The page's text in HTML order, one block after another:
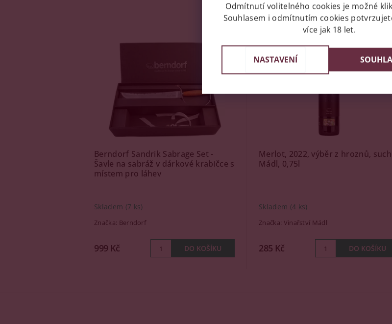
Související produkty
Berndorf Sandrik Sabrage Set -
Šavle na sabráž v dárkové krabičce s
místem pro láhev
Skladem (7 ks)
Značka: Berndorf
999 Kč
Merlot, 2022, výběr z hroznů,
Mádl, 0,75l
Skladem (4 ks)
Značka: Vinařství Mádl
285 Kč
Odmítnutí volitelného cookies je možné
Souhlasem i odmítnutím cookies
více jak 18 let.
NASTAVENÍ